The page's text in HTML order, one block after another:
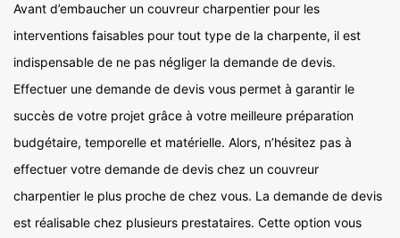
Avant d’embaucher un couvreur charpentier pour les
interventions faisables pour tout type de la charpente, il est
indispensable de ne pas négliger la demande de devis.
Effectuer une demande de devis vous permet à garantir le
succès de votre projet grâce à votre meilleure préparation
budgétaire, temporelle et matérielle. Alors, n’hésitez pas à
effectuer votre demande de devis chez un couvreur
charpentier le plus proche de chez vous. La demande de devis
est réalisable chez plusieurs prestataires. Cette option vous